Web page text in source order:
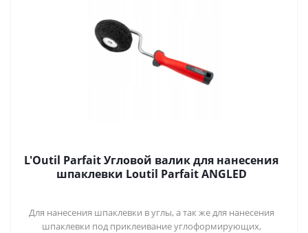
L'Outil Parfait Угловой валик для нанесения
шпаклевки Loutil Parfait ANGLED
Для нанесения шпаклевки в углы, а так же для нанесения
шпаклевки под приклеивание углоформирующих,